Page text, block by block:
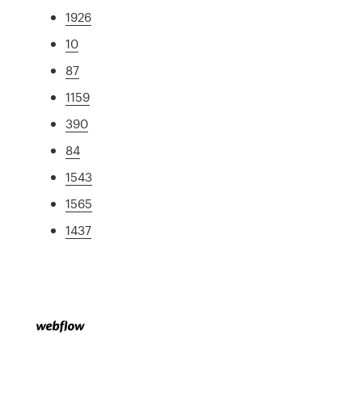
1926
10
87
1159
390
84
1543
1565
1437